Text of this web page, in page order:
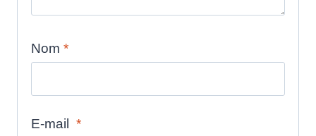
Nom *
E-mail *